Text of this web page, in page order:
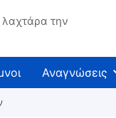
την
Αναγνώσεις